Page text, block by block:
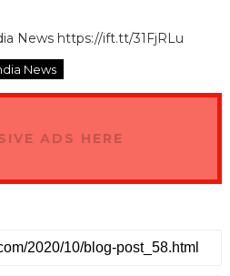
News https://ift.tt/31FjRLu
News
ADS HERE